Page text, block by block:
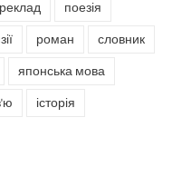
поезія
роман словник
японська мова
історія